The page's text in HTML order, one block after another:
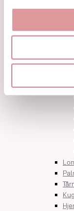
Kontakt